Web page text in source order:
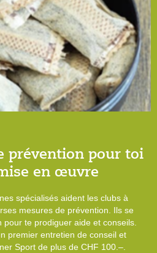
prévention pour toi
en œuvre
spécialisés aident les clubs à
mesures de prévention. Ils se
te prodiguer aide et conseils.
premier entretien de conseil et
Sport de plus de CHF 100.–.